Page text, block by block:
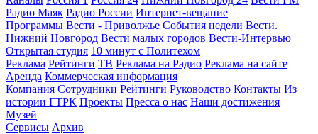
Радио Маяк Радио России Интернет-вещание
Программы Вести - Приволжье События недели Вести.
Нижний Новгород Вести малых городов Вести-Интервью
Открытая студия 10 минут с Политехом
Реклама Рейтинги ТВ Реклама на Радио Реклама на сайте
Аренда Коммерческая информация
Компания Сотрудники Рейтинги Руководство Контакты Из
истории ГТРК Проекты Пресса о нас Наши достижения
Музей
Сервисы Архив